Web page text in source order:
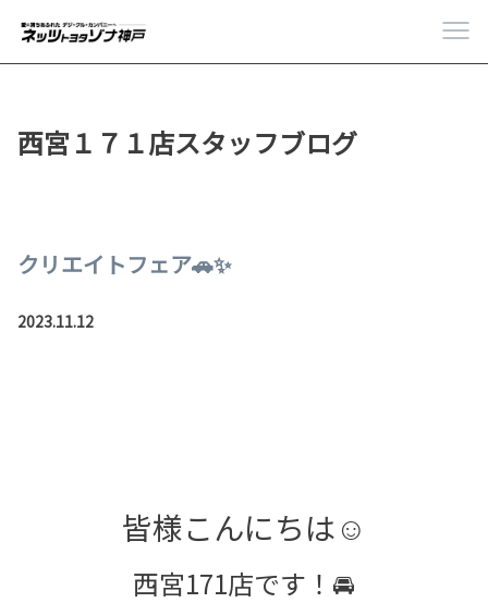
西宮１７１店スタッフブログ
クリエイトフェア🚗✨
2023.11.12
皆様こんにちは☺
西宮171店です！🚘